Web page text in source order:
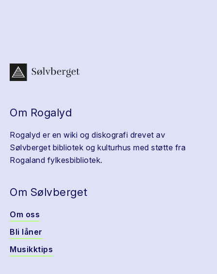
Om Rogalyd
Rogalyd er en wiki og diskografi drevet av
Sølvberget bibliotek og kulturhus med støtte fra
Rogaland fylkesbibliotek.
Om Sølvberget
Om oss
Bli låner
Musikktips